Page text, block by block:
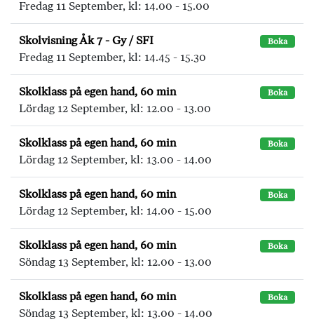
Fredag 11 September, kl: 14.00 - 15.00
Skolvisning Åk 7 - Gy / SFI Boka
Fredag 11 September, kl: 14.45 - 15.30
Skolklass på egen hand, 60 min Boka
Lördag 12 September, kl: 12.00 - 13.00
Skolklass på egen hand, 60 min Boka
Lördag 12 September, kl: 13.00 - 14.00
Skolklass på egen hand, 60 min Boka
Lördag 12 September, kl: 14.00 - 15.00
Skolklass på egen hand, 60 min Boka
Söndag 13 September, kl: 12.00 - 13.00
Skolklass på egen hand, 60 min Boka
Söndag 13 September, kl: 13.00 - 14.00